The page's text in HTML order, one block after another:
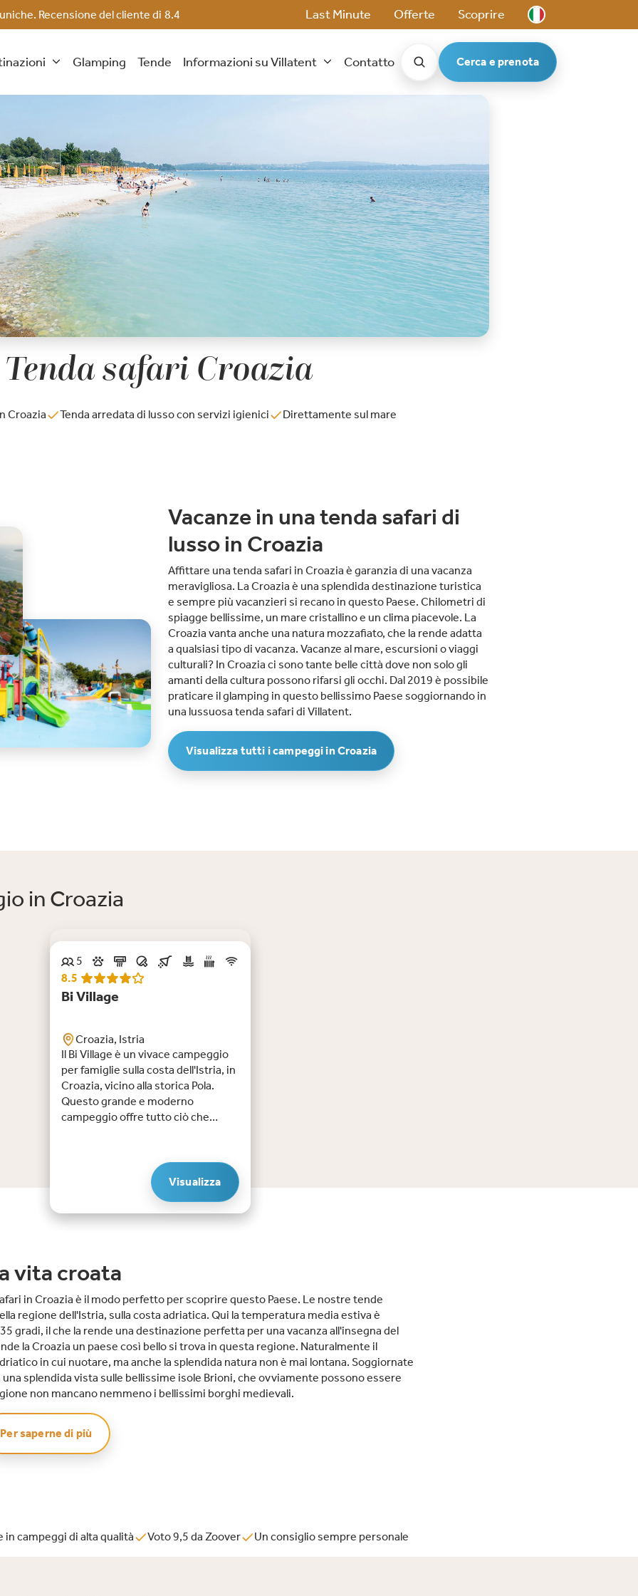
Recensione del cliente di 8.4 Last Minute Offerte Scoprire
Glamping Tende Informazioni su Villatent Contatto Cerca e prenota
Tenda safari Croazia
Croazia Tenda arredata di lusso con servizi igienici Direttamente sul mare
Vacanze in una tenda safari di
lusso in Croazia
Affittare una tenda safari in Croazia è garanzia di una vacanza
meravigliosa. La Croazia è una splendida destinazione turistica
e sempre più vacanzieri si recano in questo Paese. Chilometri di
spiagge bellissime, un mare cristallino e un clima piacevole. La
Croazia vanta anche una natura mozzafiato, che la rende adatta
a qualsiasi tipo di vacanza. Vacanze al mare, escursioni o viaggi
culturali? In Croazia ci sono tante belle città dove non solo gli
amanti della cultura possono rifarsi gli occhi. Dal 2019 è possibile
praticare il glamping in questo bellissimo Paese soggiornando in
una lussuosa tenda safari di Villatent.
Visualizza tutti i campeggi in Croazia
in Croazia
Consiglio
5
8.5
Bi Village
Croazia, Istria
Il Bi Village è un vivace campeggio
per famiglie sulla costa dell'Istria, in
Croazia, vicino alla storica Pola.
Questo grande e moderno
campeggio offre tutto ciò che
spray park, diversi ristoranti e bar,
una vasta gamma di sport e giochi e
l'accesso diretto alla spiaggia. Ci
sono numerosi sport acquatici, un
parco avventura e trampolino, un
troverete anche diverse strutture
da pallavolo, e la possibilità di
noleggiare biciclette o attrezzature
per sport acquatici. Che abbiate
voglia di una giornata attiva o che
preferiate rilassarvi in riva al mare,
al Bi Village c'è sempre qualcosa da
fare.Punti di forza del Bi
Village:Divertimento in piscina per
tutti: ci sono tre piscine sparse per
il campeggio. Ogni piscina è ricca di
cannoni ad acqua, fontane, scivoli e
Visualizza
vita croata
in Croazia è il modo perfetto per scoprire questo Paese. Le nostre tende
regione dell'Istria, sulla costa adriatica. Qui la temperatura media estiva è
gradi, il che la rende una destinazione perfetta per una vacanza all'insegna del
la Croazia un paese così bello si trova in questa regione. Naturalmente il
in cui nuotare, ma anche la splendida natura non è mai lontana. Soggiornate
splendida vista sulle bellissime isole Brioni, che ovviamente possono essere
non mancano nemmeno i bellissimi borghi medievali.
Per saperne di più
in campeggi di alta qualità Voto 9,5 da Zoover Un consiglio sempre personale